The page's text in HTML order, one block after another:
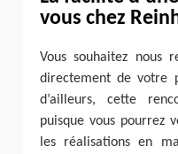
vous chez
Vous souhaitez nous
directement de votre
d’ailleurs, cette
puisque vous pourrez
les réalisations en